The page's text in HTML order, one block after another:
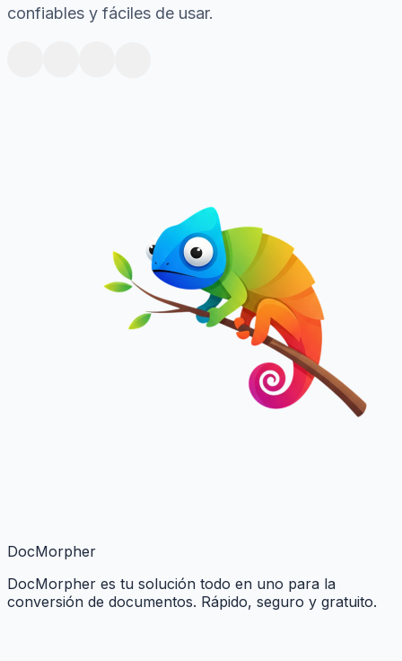
confiables y fáciles de usar.
DocMorpher
DocMorpher es tu solución todo en uno para la
conversión de documentos. Rápido, seguro y gratuito.